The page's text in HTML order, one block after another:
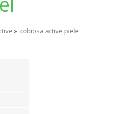
» cobiosa active piele